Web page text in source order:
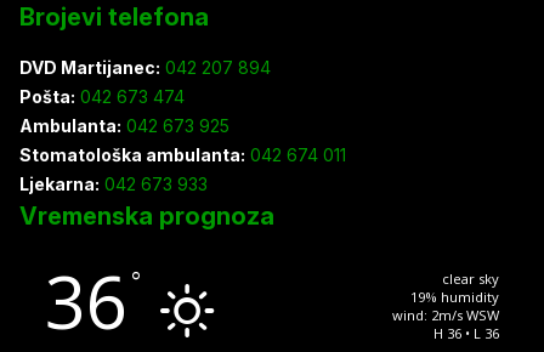
Brojevi telefona
DVD Martijanec: 042 207 894
Pošta: 042 673 474
Ambulanta: 042 673 925
Stomatološka ambulanta: 042 674 011
Ljekarna: 042 673 933
Vremenska prognoza
36 °
clear sky
19% humidity
wind: 2m/s WSW
H 36 • L 36